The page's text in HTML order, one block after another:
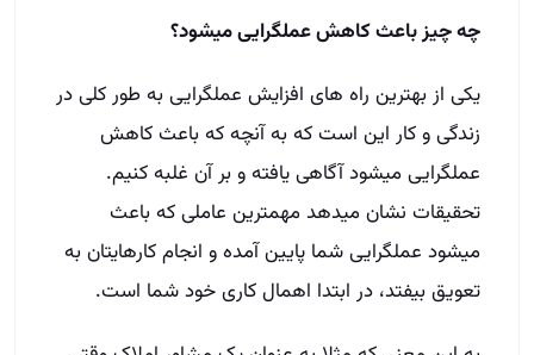
چه چیز باعث کاهش عملگرایی میشود؟
یکی از بهترین راه های افزایش عملگرایی به طور کلی در
زندگی و کار این است که به آنچه که باعث کاهش
عملگرایی میشود آگاهی یافته و بر آن غلبه کنیم.
تحقیقات نشان میدهد مهمترین عاملی که باعث
میشود عملگرایی شما پایین آمده و انجام کارهایتان به
تعویق بیفتد، در ابتدا اهمال کاری خود شما است.